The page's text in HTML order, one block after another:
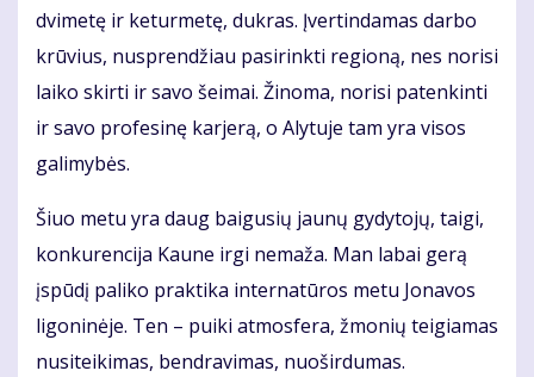
dvimetę ir keturmetę, dukras. Įvertindamas darbo
krūvius, nusprendžiau pasirinkti regioną, nes norisi
laiko skirti ir savo šeimai. Žinoma, norisi patenkinti
ir savo profesinę karjerą, o Alytuje tam yra visos
galimybės.
Šiuo metu yra daug baigusių jaunų gydytojų, taigi,
konkurencija Kaune irgi nemaža. Man labai gerą
įspūdį paliko praktika internatūros metu Jonavos
ligoninėje. Ten – puiki atmosfera, žmonių teigiamas
nusiteikimas, bendravimas, nuoširdumas.